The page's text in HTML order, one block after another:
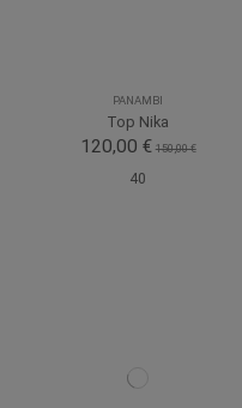
PANAMBI
Top Nika
120,00 € 150,00 €
40